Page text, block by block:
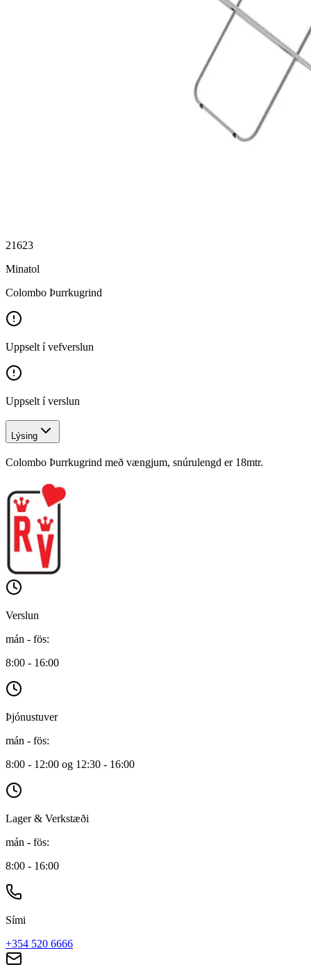
21623
Minatol
Colombo Þurrkugrind
Uppselt í vefverslun
Uppselt í verslun
Lýsing
Colombo Þurrkugrind með vængjum, snúrulengd er 18mtr.
Verslun
mán - fös:
8:00 - 16:00
Þjónustuver
mán - fös:
8:00 - 12:00 og 12:30 - 16:00
Lager & Verkstæði
mán - fös:
8:00 - 16:00
Sími
+354 520 6666